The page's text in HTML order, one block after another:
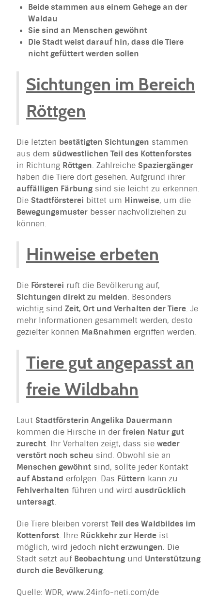
Beide stammen aus einem Gehege an der
Waldau
Sie sind an Menschen gewöhnt
Die Stadt weist darauf hin, dass die Tiere
nicht gefüttert werden sollen
Sichtungen im Bereich
Röttgen
Die letzten bestätigten Sichtungen stammen
aus dem südwestlichen Teil des Kottenforstes
in Richtung Röttgen. Zahlreiche Spaziergänger
haben die Tiere dort gesehen. Aufgrund ihrer
auffälligen Färbung sind sie leicht zu erkennen.
Die Stadtförsterei bittet um Hinweise, um die
Bewegungsmuster besser nachvollziehen zu
können.
Hinweise erbeten
Die Försterei ruft die Bevölkerung auf,
Sichtungen direkt zu melden. Besonders
wichtig sind Zeit, Ort und Verhalten der Tiere. Je
mehr Informationen gesammelt werden, desto
gezielter können Maßnahmen ergriffen werden.
Tiere gut angepasst an
freie Wildbahn
Laut Stadtförsterin Angelika Dauermann
kommen die Hirsche in derfreien Natur gut
zurecht. Ihr Verhalten zeigt, dass sie weder
verstört noch scheu sind. Obwohl sie an
Menschen gewöhnt sind, sollte jeder Kontakt
auf Abstand erfolgen. Das Füttern kann zu
Fehlverhalten führen und wird ausdrücklich
untersagt.
Die Tiere bleiben vorerst Teil des Waldbildes im
Kottenforst. Ihre Rückkehr zur Herde ist
möglich, wird jedoch nicht erzwungen. Die
Stadt setzt auf Beobachtung und Unterstützung
durch die Bevölkerung.
Quelle: WDR, www.24info-neti.com/de